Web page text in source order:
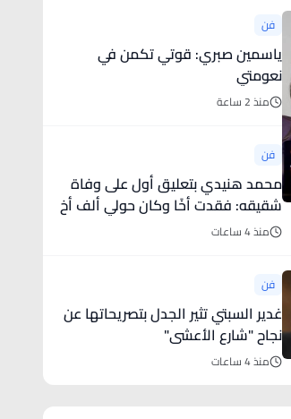
فن
ياسمين صبري: قوتي تكمن في
نعومتي
منذ 2 ساعة
فن
محمد هنيدي بتعليق أول على وفاة
شقيقه: فقدت أخًا وكان حولي ألف أخ
منذ 4 ساعات
فن
غدير السبتي تثير الجدل بتصريحاتها عن
نجاح "شارع الأعشى"
منذ 4 ساعات